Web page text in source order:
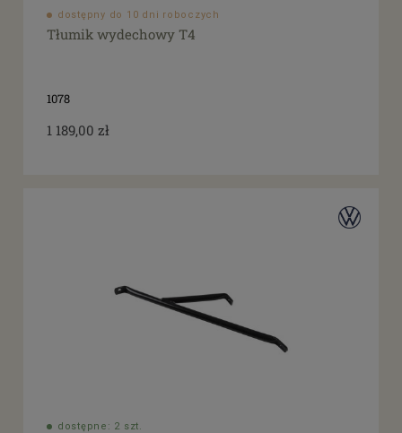
dostępny do 10 dni roboczych
Tłumik wydechowy T4
1078
1 189,00 zł
dostępne: 2 szt.